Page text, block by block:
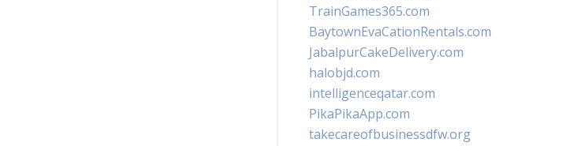
TrainGames365.com
BaytownEvaCationRentals.com
JabalpurCakeDelivery.com
halobjd.com
intelligenceqatar.com
PikaPikaApp.com
takecareofbusinessdfw.org